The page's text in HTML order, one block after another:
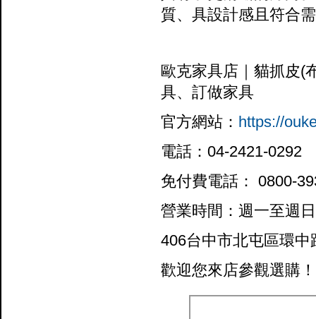
質、具設計感且符合
歐克家具店｜貓抓皮(
具、訂做家具
官方網站： https://
電話：04-2421-0292
免付費電話： 0800-
營業時間：週一至週
406台中市北屯區環
歡迎您來店參觀選購！